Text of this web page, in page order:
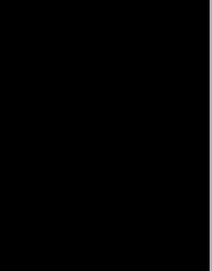
que desees
la que ha participado?
tus pensamientos.
y amantes
esta conversación.
y constructiva.
será eliminado para
para todos.